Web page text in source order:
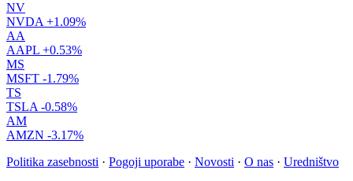
NV
NVDA +1.09%
AA
AAPL +0.53%
MS
MSFT -1.79%
TS
TSLA -0.58%
AM
AMZN -3.17%
Politika zasebnosti · Pogoji uporabe · Novosti · O nas · Uredništvo